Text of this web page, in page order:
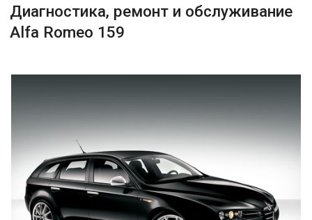
Диагностика, ремонт и обслуживание
Alfa Romeo 159